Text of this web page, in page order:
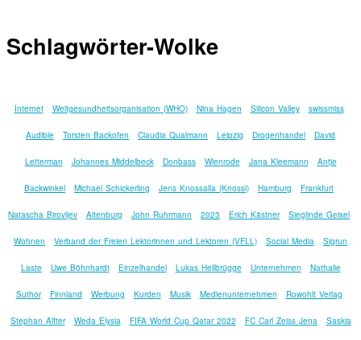
Schlagwörter-Wolke
Internet Weltgesundheitsorganisation (WHO) Nina Hagen Silicon Valley swissmiss
Audible Torsten Backofen Claudia Qualmann Leipzig Drogenhandel David
Letterman Johannes Middelbeck Donbass Wienrode Jana Kleemann Antje
Backwinkel Michael Schickerling Jens Knossalla (Knossi) Hamburg Frankfurt
Natascha Birovljev Altenburg John Ruhrmann 2023 Erich Kästner Sieglinde Geisel
Wohnen Verband der Freien Lektorinnen und Lektoren (VFLL) Social Media Sigrun
Laste Uwe Böhnhardt Einzelhandel Lukas Hellbrügge Unternehmen Nathalie
Suthor Finnland Werbung Kurden Musik Medienunternehmen Rowohlt Verlag
Stephan Alfter Weda Elysia FIFA World Cup Qatar 2022 FC Carl Zeiss Jena Saskia